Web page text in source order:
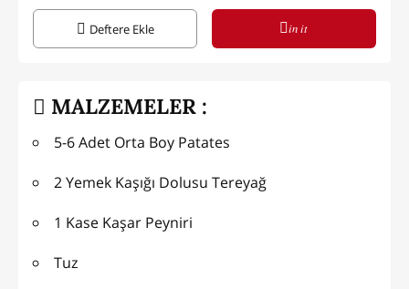
Deftere Ekle in it
MALZEMELER :
5-6 Adet Orta Boy Patates
2 Yemek Kaşığı Dolusu Tereyağ
1 Kase Kaşar Peyniri
Tuz